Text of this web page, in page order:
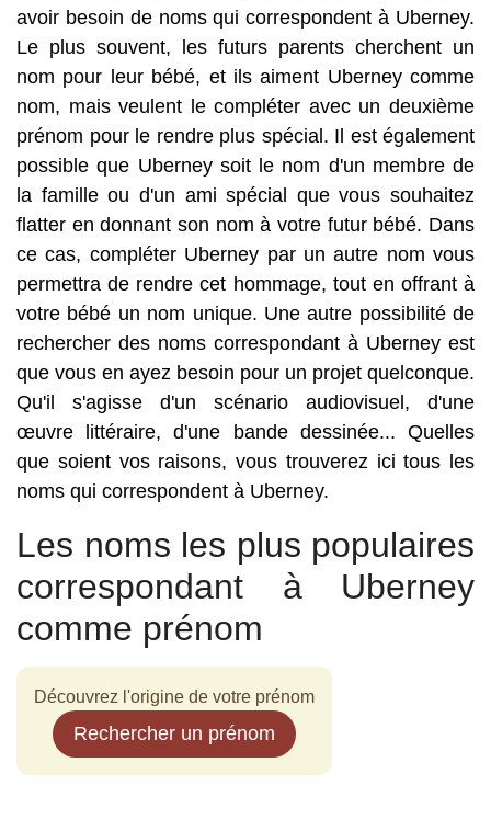
avoir besoin de noms qui correspondent à Uberney.
Le plus souvent, les futurs parents cherchent un
nom pour leur bébé, et ils aiment Uberney comme
nom, mais veulent le compléter avec un deuxième
prénom pour le rendre plus spécial. Il est également
possible que Uberney soit le nom d'un membre de
la famille ou d'un ami spécial que vous souhaitez
flatter en donnant son nom à votre futur bébé. Dans
ce cas, compléter Uberney par un autre nom vous
permettra de rendre cet hommage, tout en offrant à
votre bébé un nom unique. Une autre possibilité de
rechercher des noms correspondant à Uberney est
que vous en ayez besoin pour un projet quelconque.
Qu'il s'agisse d'un scénario audiovisuel, d'une
œuvre littéraire, d'une bande dessinée... Quelles
que soient vos raisons, vous trouverez ici tous les
noms qui correspondent à Uberney.
Les noms les plus populaires
correspondant à Uberney
comme prénom
Découvrez l'origine de votre prénom
Rechercher un prénom